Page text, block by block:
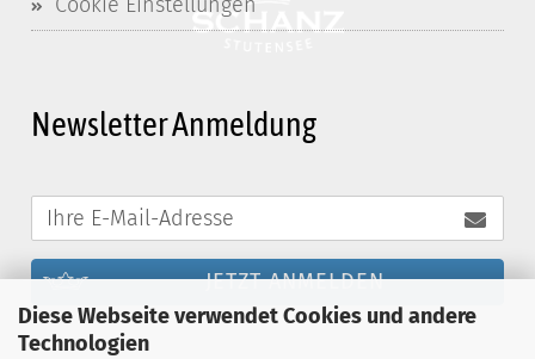
Diese Webseite verwendet Cookies und andere
Technologien
Newsletter Anmeldung
JETZT ANMELDEN